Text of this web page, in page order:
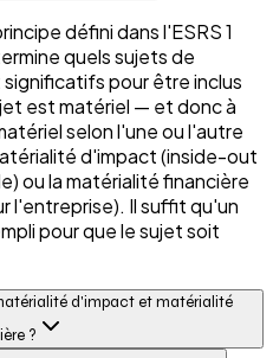
défini dans l'ESRS 1
quels sujets de
pour être inclus
est matériel — et donc à
selon l'une ou l'autre
d'impact (inside-out
ou la matérialité financière
l'entreprise). Il suffit qu'un
pour que le sujet soit
d'impact et matérialité
?